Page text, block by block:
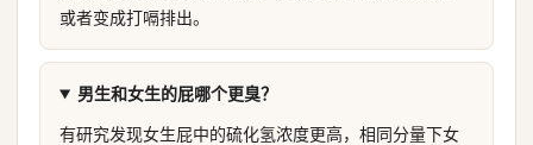
或者变成打嗝排出。
男生和女生的屁哪个更臭？
有研究发现女生屁中的硫化氢浓度更高，相同分量下女